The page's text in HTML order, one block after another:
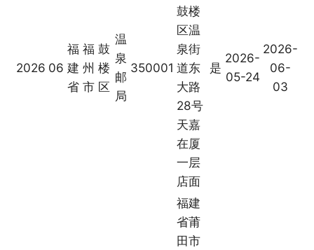
2026 06
福
建
省
福
州
市
鼓
楼
区
温
泉
邮
局
350001
鼓楼
区温
泉街
道东
大路
28号
天嘉
在厦
一层
店面
是
2026-
05-24
2026-
06-
03
福建
省莆
田市